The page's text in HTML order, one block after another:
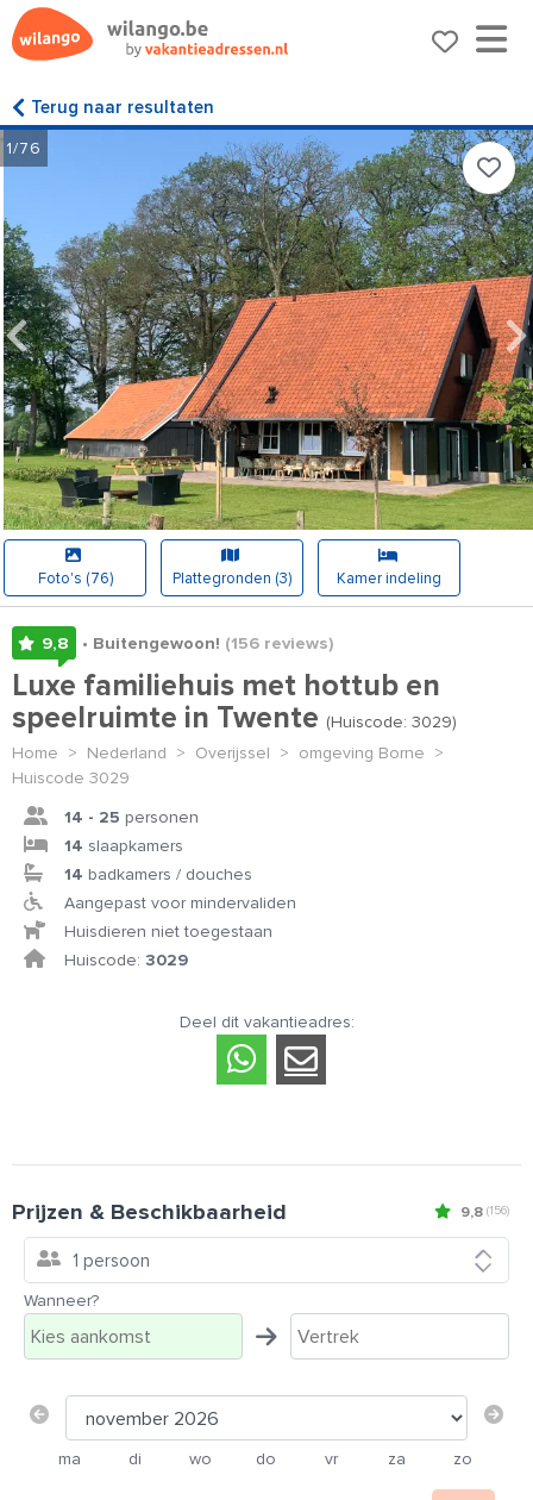
Terug naar resultaten
1/76
Foto's (76) Plattegronden (3) Kamer indeling
9,8 • Buitengewoon! (156reviews)
Luxe familiehuis met hottub en
speelruimte in Twente (Huiscode: 3029)
Home > Nederland > Overijssel > omgeving Borne >
Huiscode 3029
14 - 25 personen
14 slaapkamers
14 badkamers / douches
Aangepast voor mindervaliden
Huisdieren niet toegestaan
Huiscode: 3029
Deel dit vakantieadres:
9,8 (156)
Prijzen & Beschikbaarheid
1 persoon
Wanneer?
ma di wo do vr za zo